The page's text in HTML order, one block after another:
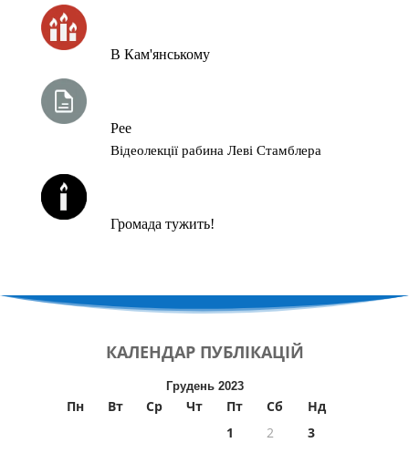
В Кам'янському
Рее
Відеолекції рабина Леві Стамблера
Громада тужить!
КАЛЕНДАР ПУБЛІКАЦІЙ
Грудень 2023
Пн Вт Ср Чт Пт Сб
Нд
1
2
3